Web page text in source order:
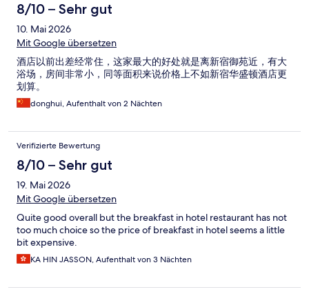
8/10 – Sehr gut
10. Mai 2026
Mit Google übersetzen
酒店以前出差经常住，这家最大的好处就是离新宿御苑近，有大
浴场，房间非常小，同等面积来说价格上不如新宿华盛顿酒店更
划算。
donghui, Aufenthalt von 2 Nächten
Verifizierte Bewertung
8/10 – Sehr gut
19. Mai 2026
Mit Google übersetzen
Quite good overall but the breakfast in hotel restaurant has not
too much choice so the price of breakfast in hotel seems a little
bit expensive.
KA HIN JASSON, Aufenthalt von 3 Nächten